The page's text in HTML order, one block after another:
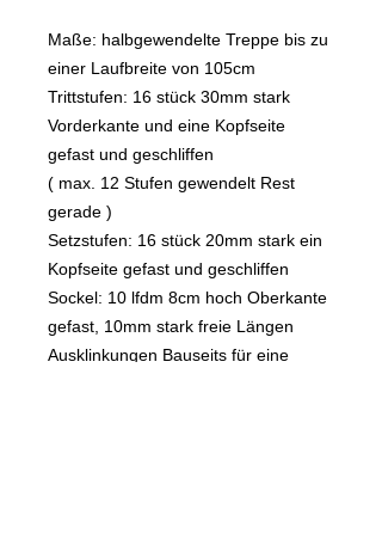
Maße: halbgewendelte Treppe bis zu
einer Laufbreite von 105cm
Trittstufen: 16 stück 30mm stark
Vorderkante und eine Kopfseite
gefast und geschliffen
( max. 12 Stufen gewendelt Rest
gerade )
Setzstufen: 16 stück 20mm stark ein
Kopfseite gefast und geschliffen
Sockel: 10 lfdm 8cm hoch Oberkante
gefast, 10mm stark freie Längen
Ausklinkungen Bauseits für eine